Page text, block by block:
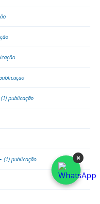
(1) publicação
(1) publicação ×